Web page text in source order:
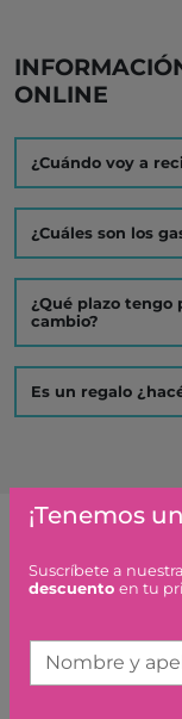
ONLINE
¿Cuándo voy a
¿Cuáles son los
¿Qué plazo tengo
cambio?
Es un regalo
Artículos
¡Tenemos
Suscríbete a
descuento en tu
Nombre y